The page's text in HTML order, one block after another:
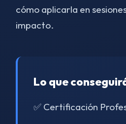
cómo aplicarla en
impacto.
Lo que
✅ Certificación